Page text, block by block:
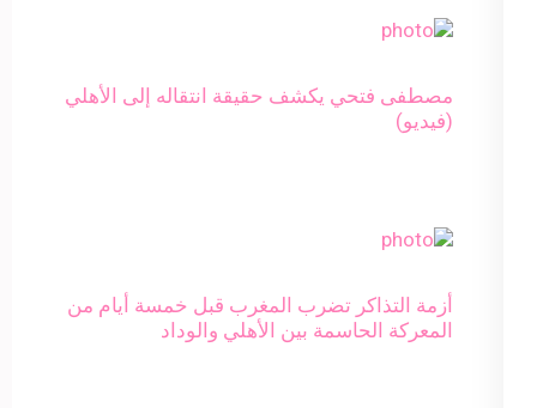
مصطفى فتحي يكشف حقيقة انتقاله إلى الأهلي
(فيديو)
أزمة التذاكر تضرب المغرب قبل خمسة أيام من
المعركة الحاسمة بين الأهلي والوداد